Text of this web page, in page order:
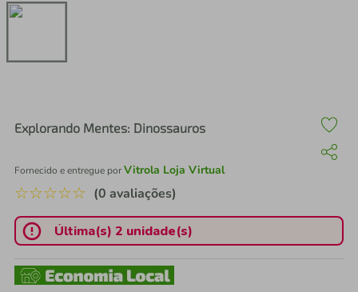
Explorando Mentes: Dinossauros
Fornecido e entregue porVitrola Loja Virtual
☆☆☆☆☆ (0 avaliações)
Última(s) 2 unidade(s)